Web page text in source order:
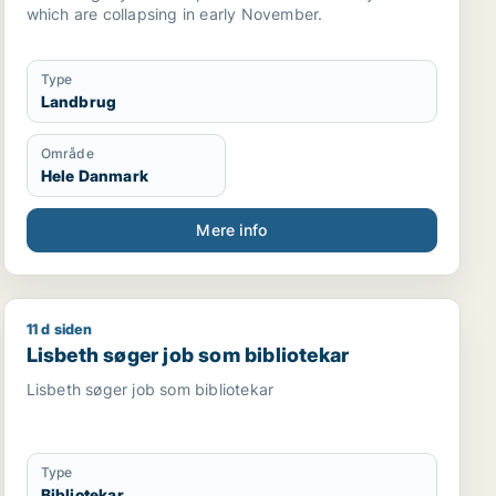
which are collapsing in early November.
Type
Landbrug
Område
Hele Danmark
Mere info
Lisbeth søger job som bibliotekar
11 d siden
Lisbeth søger job som bibliotekar
Lisbeth søger job som bibliotekar
Type